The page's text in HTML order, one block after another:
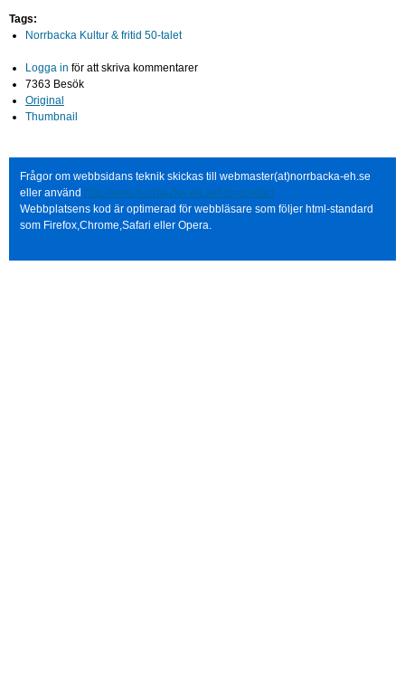
Tags:
Norrbacka Kultur & fritid 50-talet
Logga in för att skriva kommentarer
7363 Besök
Original
Thumbnail
Frågor om webbsidans teknik skickas till webmaster(at)norrbacka-eh.se
eller använd http://www.norrbacka-eh.se/?q=contact
Webbplatsens kod är optimerad för webbläsare som följer html-standard
som Firefox,Chrome,Safari eller Opera.